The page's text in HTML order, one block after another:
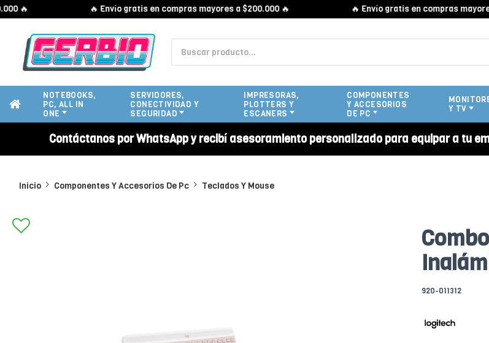
🔥 Envío gratis en compras mayores a $200.000 🔥 🔥 Envío gratis en compras mayores a
NOTEBOOKS,
PC, ALL IN
ONE
SERVIDORES,
CONECTIVIDAD Y
SEGURIDAD
IMPRESORAS,
PLOTTERS Y
ESCANERS
COMPONENTES
Y ACCESORIOS
DE PC
Y TV
Contáctanos por WhatsApp y recibí asesoramiento personalizado para equipar a tu
Inicio Componentes Y Accesorios De Pc Teclados Y Mouse
920-011312